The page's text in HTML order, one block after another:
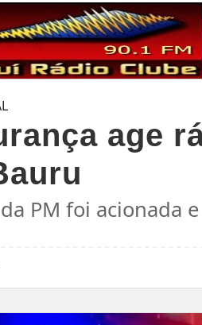
age
PM foi acionada